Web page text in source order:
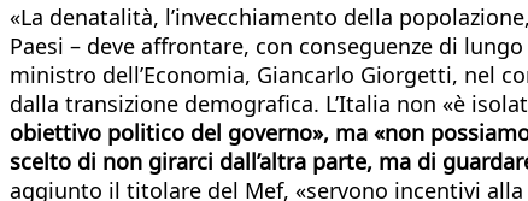
«La denatalità, l’invecchiamento della
Paesi – deve affrontare, con conseguenze di
ministro dell’Economia, Giancarlo Giorgetti, nel
dalla transizione demografica. L’Italia non «è
obiettivo politico del governo», ma «non
scelto di non girarci dall’altra parte, ma di
aggiunto il titolare del Mef, «servono incentivi